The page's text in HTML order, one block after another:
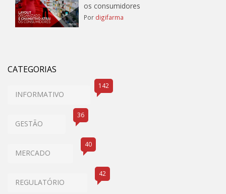
os consumidores
Por digifarma
CATEGORIAS
INFORMATIVO
142
GESTÃO
36
MERCADO
40
REGULATÓRIO
42